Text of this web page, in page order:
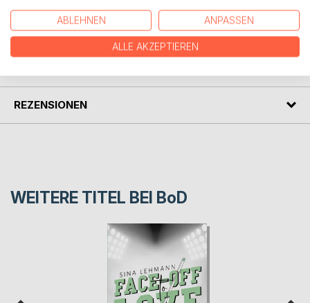
AUTOR/IN
REZENSIONEN
WEITERE TITEL BEI BoD
ABLEHNEN ANPASSEN
ALLE AKZEPTIEREN